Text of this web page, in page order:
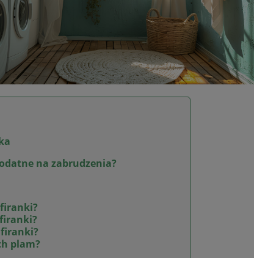
na zabrudzenia?
firanki?
plam?